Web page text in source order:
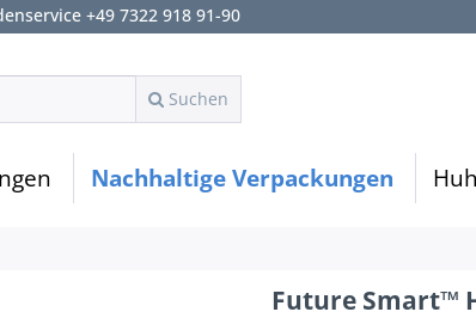
+49 7322 918 91-90
Suchen
Nachhaltige Verpackungen
Future Smart™